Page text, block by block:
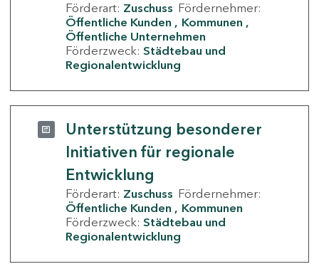
Förderart: Zuschuss Fördernehmer:
Öffentliche Kunden
Kommunen
Öffentliche Unternehmen
Förderzweck: Städtebau und
Regionalentwicklung
Unterstützung besonderer
Initiativen für regionale
Entwicklung
Förderart: Zuschuss Fördernehmer:
Öffentliche Kunden
Kommunen
Förderzweck: Städtebau und
Regionalentwicklung